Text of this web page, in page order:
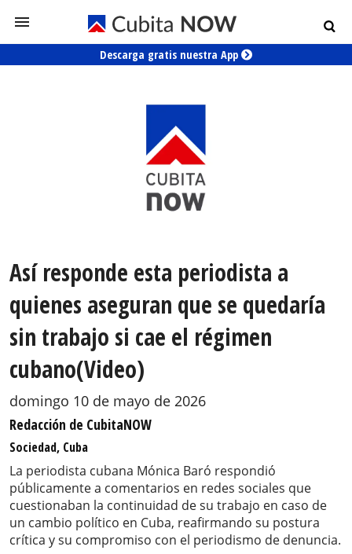
Descarga gratis nuestra App
Así responde esta periodista a
quienes aseguran que se quedaría
sin trabajo si cae el régimen
cubano(Video)
domingo 10 de mayo de 2026
Redacción de CubitaNOW
Sociedad, Cuba
La periodista cubana Mónica Baró respondió
públicamente a comentarios en redes sociales que
cuestionaban la continuidad de su trabajo en caso de
un cambio político en Cuba, reafirmando su postura
crítica y su compromiso con el periodismo de denuncia.